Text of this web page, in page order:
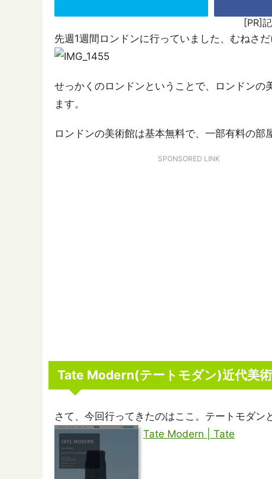
[PR]
先週1週間ロンドンに行っていました、むねさ
せっかくのロンドンということで、ロンドン
ます。
ロンドンの美術館は基本無料で、一部有料の部
SPONSORED LINK
Tate Modern(テートモダン)近代美
さて、今回行ってきたのはここ。テートモダン
Tate Modern | Tate